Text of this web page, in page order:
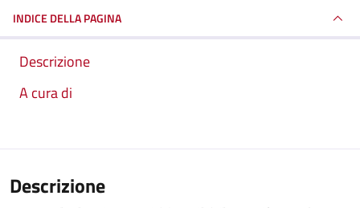
INDICE DELLA PAGINA
Descrizione
A cura di
Descrizione